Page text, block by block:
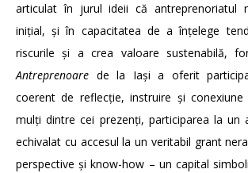
articulat în jurul ideii că antreprenoriatul
inițial, și în capacitatea de a înțelege
riscurile și a crea valoare sustenabilă,
Antreprenoare de la Iași a oferit
coerent de reflecție, instruire și conexiune
mulți dintre cei prezenți, participarea la un
echivalat cu accesul la un veritabil grant
perspective și know-how – un capital